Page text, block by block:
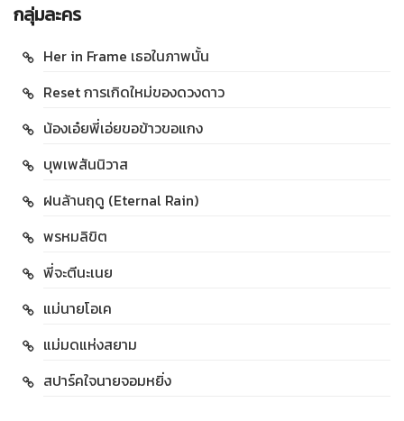
กลุ่มละคร
Her in Frame เธอในภาพนั้น
Reset การเกิดใหม่ของดวงดาว
น้องเอ๋ยพี่เอ่ยขอข้าวขอแกง
บุพเพสันนิวาส
ฝนล้านฤดู (Eternal Rain)
พรหมลิขิต
พี่จะตีนะเนย
แม่นายโอเค
แม่มดแห่งสยาม
สปาร์คใจนายจอมหยิ่ง